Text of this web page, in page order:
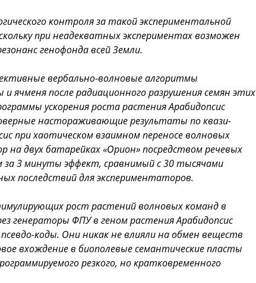
контроля за такой экспериментальной
при неадекватных экспериментах возможен
генофонда всей Земли.
вербально-волновые алгоритмы
ячменя после радиационного разрушения семян этих
ускорения роста растения Арабидопсис
настораживающие результаты по квази-
при хаотическом взаимном переносе волновых
на двух батарейках «Орион» посредством речевых
за 3 минуты эффект, сравнимый с 30 тысячами
последствий для экспериментаторов.
рост растений волновых команд в
генераторы ФПУ в геном растения Арабидопсис
коды. Они никак не влияли на обмен веществ
вхождение в биополевые семантические пласты
резкого, но кратковременного